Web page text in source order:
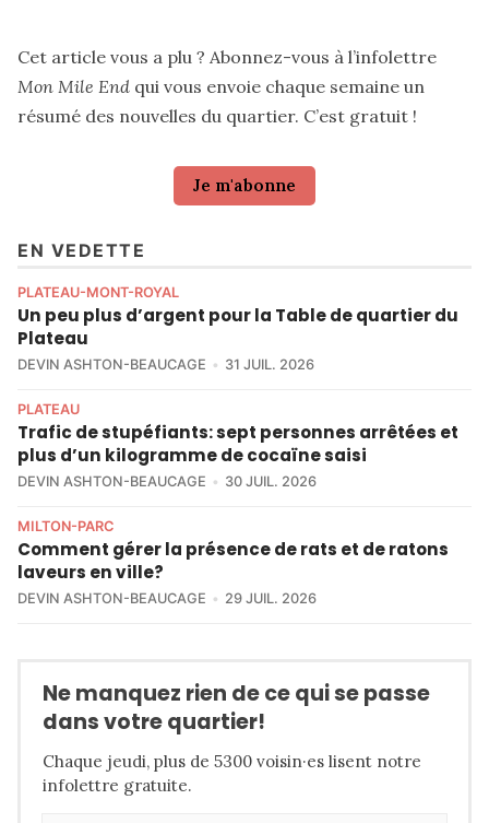
Cet article vous a plu ? Abonnez-vous à l’infolettre
Mon Mile End qui vous envoie chaque semaine un
résumé des nouvelles du quartier. C’est gratuit !
Je m'abonne
EN VEDETTE
PLATEAU-MONT-ROYAL
Un peu plus d’argent pour la Table de quartier du
Plateau
DEVIN ASHTON-BEAUCAGE 31 JUIL. 2026
PLATEAU
Trafic de stupéfiants: sept personnes arrêtées et
plus d’un kilogramme de cocaïne saisi
DEVIN ASHTON-BEAUCAGE 30 JUIL. 2026
MILTON-PARC
Comment gérer la présence de rats et de ratons
laveurs en ville?
DEVIN ASHTON-BEAUCAGE 29 JUIL. 2026
Ne manquez rien de ce qui se passe
dans votre quartier!
Chaque jeudi, plus de 5300 voisin·es lisent notre
infolettre gratuite.